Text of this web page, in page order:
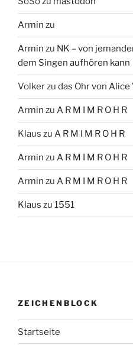
Armin zu
Armin zu NK – von
dem Singen aufhören kann
Volkerzu das Ohr von Alice
Armin zu A R M I M R O H R
Klaus zu A R M I M R O H R
Armin zu A R M I M R O H R
Armin zu A R M I M R O H R
Klaus zu 1551
ZEICHENBLOCK
Startseite